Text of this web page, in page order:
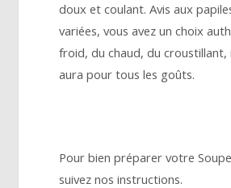
doux et coulant. Avis aux
variées, vous avez un choix
froid, du chaud, du croustillant,
aura pour tous les goûts.
Pour bien préparer votre
suivez nos instructions.